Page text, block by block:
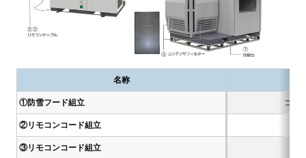
名称
①防雪フード組立 コン
②リモコンコード組立
③リモコンコード組立